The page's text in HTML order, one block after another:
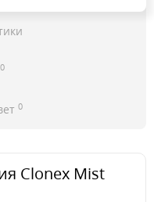
0
0
Clonex Mist